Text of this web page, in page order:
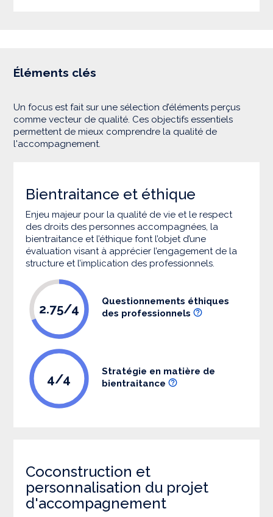
Éléments clés
Un focus est fait sur une sélection d’éléments perçus
comme vecteur de qualité. Ces objectifs essentiels
permettent de mieux comprendre la qualité de
l'accompagnement.
Bientraitance et éthique
Enjeu majeur pour la qualité de vie et le respect
des droits des personnes accompagnées, la
bientraitance et l’éthique font l’objet d’une
évaluation visant à apprécier l’engagement de la
structure et l’implication des professionnels.
2.75/4
Questionnements éthiques
des professionnels
4/4
Stratégie en matière de
bientraitance
Coconstruction et
personnalisation du projet
d'accompagnement